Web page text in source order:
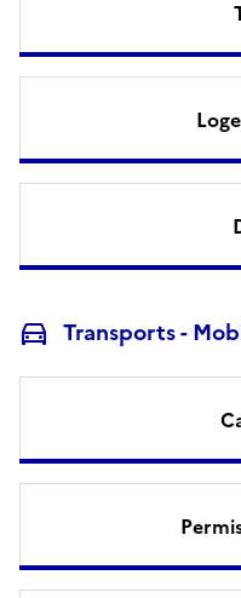
Transports -